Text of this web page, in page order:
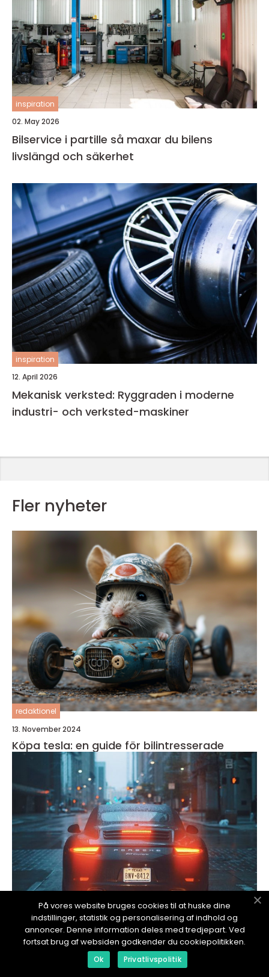
inspiration
02. May 2026
Bilservice i partille så maxar du bilens
livslängd och säkerhet
inspiration
12. April 2026
Mekanisk verksted: Ryggraden i moderne
industri- och verksted-maskiner
Fler nyheter
redaktionel
13. November 2024
Köpa tesla: en guide för bilintresserade
redaktionel
Att köpa en tesla är en spännande och
På vores website bruges cookies til at huske dine
indstillinger, statistik og personalisering af indhold og
annoncer. Denne information deles med tredjepart. Ved
fortsat brug af websiden godkender du cookiepolitikken.
Ok Privatlivspolitik